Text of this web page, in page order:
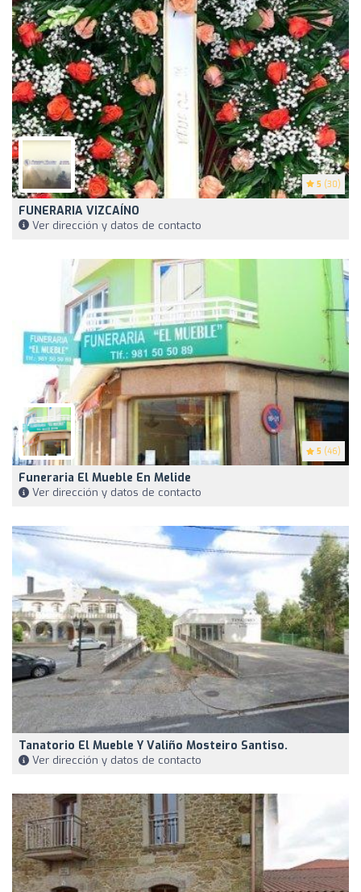
5 (30)
FUNERARIA VIZCAÍNO
Ver dirección y datos de contacto
5 (46)
Funeraria El Mueble En Melide
Ver dirección y datos de contacto
Tanatorio El Mueble Y Valiño Mosteiro Santiso.
Ver dirección y datos de contacto